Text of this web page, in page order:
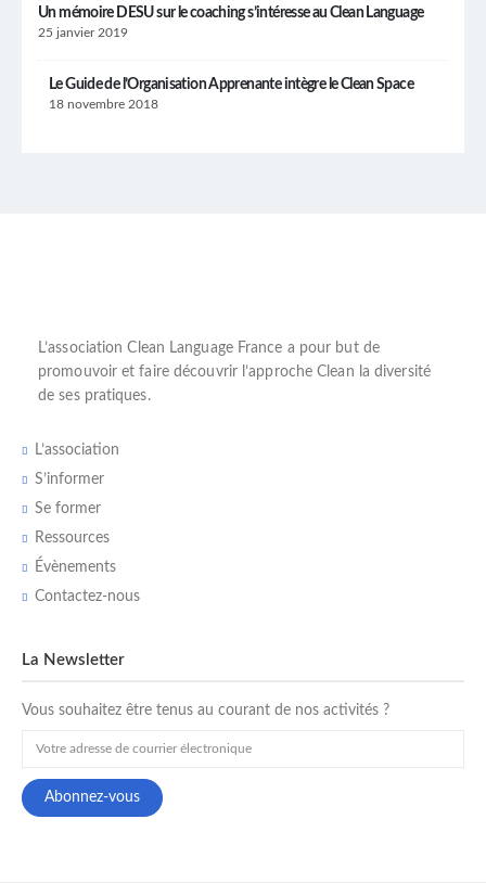
Un mémoire DESU sur le coaching s’intéresse au Clean Language
25 janvier 2019
Le Guide de l’Organisation Apprenante intègre le Clean Space
18 novembre 2018
L’association Clean Language France a pour but de
promouvoir et faire découvrir l’approche Clean la diversité
de ses pratiques.
L’association
S’informer
Se former
Ressources
Évènements
Contactez-nous
La Newsletter
Vous souhaitez être tenus au courant de nos activités ?